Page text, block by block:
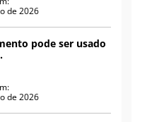
de 2026
pode ser usado
de 2026